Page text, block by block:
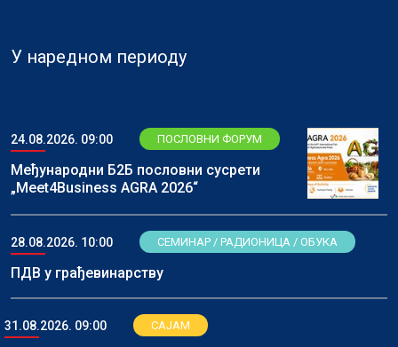
У наредном периоду
24.08.2026. 09:00 ПОСЛОВНИ ФОРУМ
Међународни Б2Б пословни сусрети
„Meet4Business AGRA 2026“
28.08.2026. 10:00 СЕМИНАР / РАДИОНИЦА / ОБУКА
ПДВ у грађевинарству
31.08.2026. 09:00 САЈАМ